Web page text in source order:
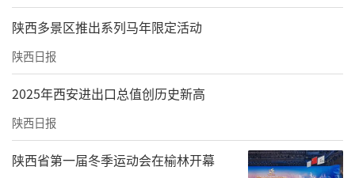
统一经营、统一价格一事属实，教练集体辞职
与薪资待遇降低有关
3月11日上午，华商报大风新闻记者来到飞翔驾
工作人员确认了“统一经营，统一价格”一事
属实。她说，2024年各家驾校恶性竞争，导致
陕西多景区推出系列马年限定活动
陕西日报
2025年西安进出口总值创历史新高
陕西日报
陕西省第一届冬季运动会在榆林开幕